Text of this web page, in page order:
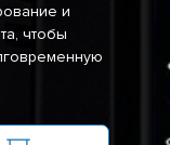
и
чтобы